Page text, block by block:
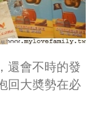
還會不時的發
回大奬勢在必